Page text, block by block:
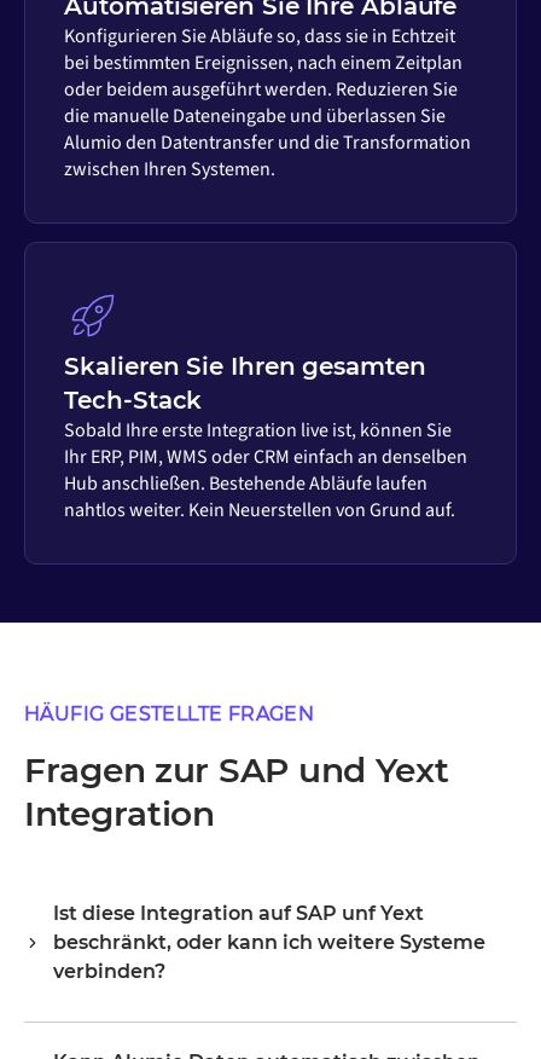
Automatisieren Sie Ihre Abläufe
Konfigurieren Sie Abläufe so, dass sie in Echtzeit
bei bestimmten Ereignissen, nach einem Zeitplan
oder beidem ausgeführt werden. Reduzieren Sie
die manuelle Dateneingabe und überlassen Sie
Alumio den Datentransfer und die Transformation
zwischen Ihren Systemen.
Skalieren Sie Ihren gesamten
Tech-Stack
Sobald Ihre erste Integration live ist, können Sie
Ihr ERP, PIM, WMS oder CRM einfach an denselben
Hub anschließen. Bestehende Abläufe laufen
nahtlos weiter. Kein Neuerstellen von Grund auf.
HÄUFIG GESTELLTE FRAGEN
Fragen zur SAP und Yext
Integration
Ist diese Integration auf SAP unf Yext
beschränkt, oder kann ich weitere Systeme
verbinden?